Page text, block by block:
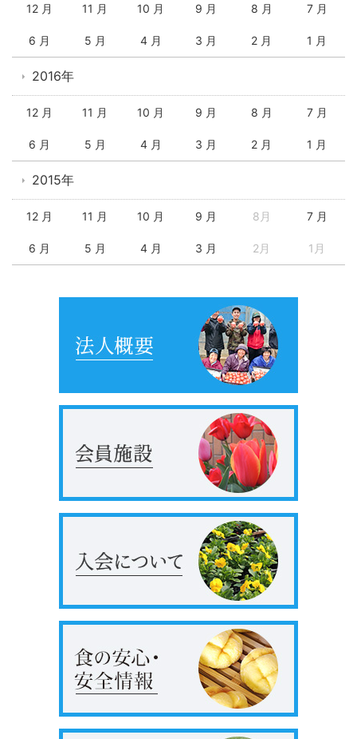
12 月 11 月 10 月 9 月 8 月 7 月
6 月 5 月 4 月 3 月 2 月 1 月
2016年
12 月 11 月 10 月 9 月 8 月 7 月
6 月 5 月 4 月 3 月 2 月 1 月
2015年
12 月 11 月 10 月 9 月 8月 7 月
6 月 5 月 4 月 3 月 2月 1月